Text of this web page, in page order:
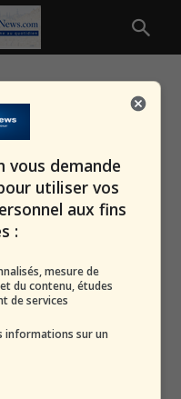
avant le 7 octobre,
juillet 2026
du Ramadan : le
a tenté
24 mars 2026
: le...
vous demande
utiliser vos
aux fins
:
mesure de
du contenu, études
de services
informations sur un